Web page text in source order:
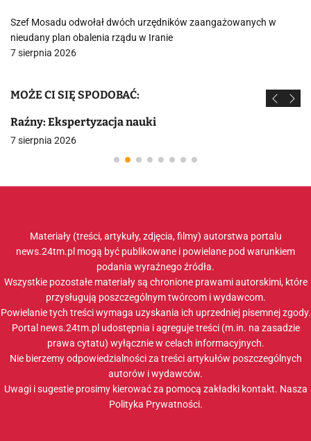
Szef Mosadu odwołał dwóch urzędników zaangażowanych w
nieudany plan obalenia rządu w Iranie
7 sierpnia 2026
MOŻE CI SIĘ SPODOBAĆ:
Raźny: Ekspertyzacja nauki
7 sierpnia 2026
Materiały (treści, artykuły, zdjęcia, filmy) autorstwa portalu
news.24tm.pl mogą być publikowane i powielane pod warunkiem
podania wyraźnego źródła.
Wszystkie pozostałe materiały są chronione prawami autorskimi, które
przysługują poszczególnym twórcom i wydawcom.
Powielanie tych treści wymaga uzyskania ich uprzedniej pisemnej zgody.
Portal news.24tm.pl udostępnia i agreguje treści (m.in. na zasadzie
prawa cytatu) wyłącznie w celach informacyjnych.
Nie bierzemy odpowiedzialności za treści artykułów poszczególnych
autorów i wydawców.
Uwagi i sugestie prosimy kierować za pomocą zakładki kontakt. Nasza
Polityka Prywatności.